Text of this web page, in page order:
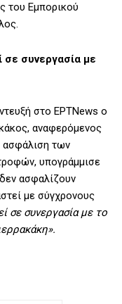
του Εμπορικού
συνεργασία με
στο ΕΡΤΝews ο
αναφερόμενος
ασφάλιση των
υπογράμμισε
ασφαλίζουν
με σύγχρονους
σε συνεργασία με το